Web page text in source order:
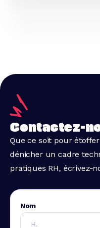
Contactez-
Que ce soit pour
dénicher un cadre
pratiques RH, écrivez-
Nom